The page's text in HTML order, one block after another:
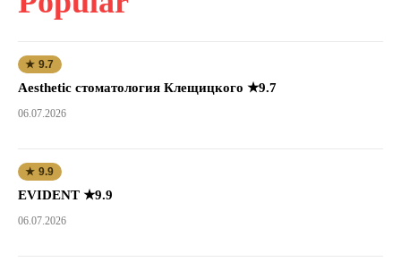
★ 9.7
Aesthetic стоматология Клещицкого ★9.7
06.07.2026
★ 9.9
EVIDENT ★9.9
06.07.2026